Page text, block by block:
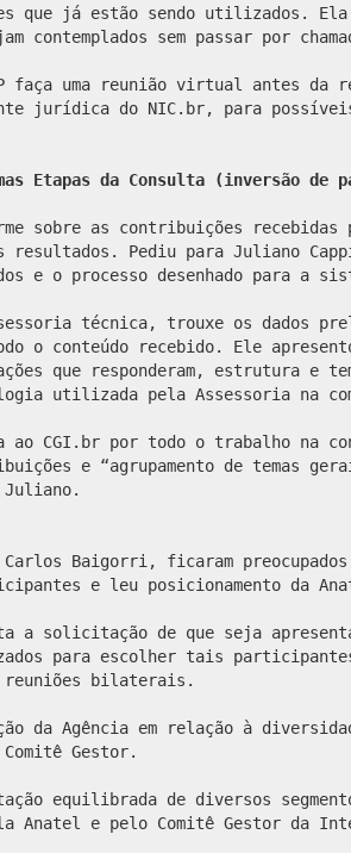
que já estão sendo utilizados. Ela
contemplados sem passar por
faça uma reunião virtual antes da
jurídica do NIC.br, para
Etapas da Consulta (inversão de
sobre as contribuições recebidas
resultados. Pediu para Juliano
e o processo desenhado para a
técnica, trouxe os dados
o conteúdo recebido. Ele
que responderam, estrutura e
utilizada pela Assessoria na
ao CGI.br por todo o trabalho
e “agrupamento de temas
Juliano.
Baigorri, ficaram
e leu posicionamento da
a solicitação de que seja
para escolher tais
reuniões bilaterais.
da Agência em relação à
Comitê Gestor.
equilibrada de diversos
Anatel e pelo Comitê Gestor da